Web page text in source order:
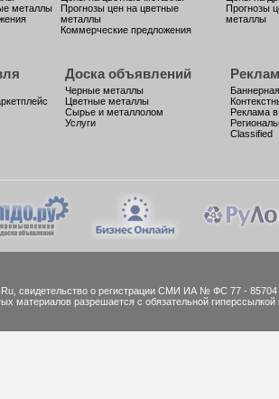
металлы
Прогнозы цен на цветные
металлы
Коммерческие предложения
Прогнозы
металлы
Доска объявлений
Черные металлы
Цветные металлы
Сырье и металлолом
Услуги
Реклама
Classified
cвидетельство о регистрации СМИ ИА № ФС 77 - 85704
материалов разрешается с обязательной гиперссылкой